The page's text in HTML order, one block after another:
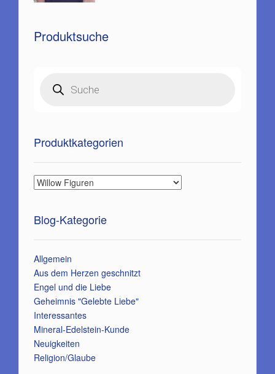
Produktsuche
search
Produktkategorien
Blog-Kategorie
Allgemein
Aus dem Herzen geschnitzt
Engel und die Liebe
Geheimnis "Gelebte Liebe"
Interessantes
Mineral-Edelstein-Kunde
Neuigkeiten
Religion/Glaube